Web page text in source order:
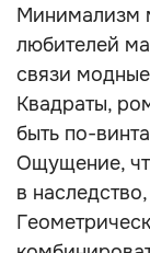
Минимализм
любителей
связи
Квадраты,
быть по-
Ощущение,
в